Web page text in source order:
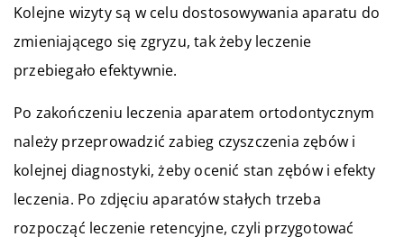
Kolejne wizyty są w celu dostosowywania aparatu do
zmieniającego się zgryzu, tak żeby leczenie
przebiegało efektywnie.
Po zakończeniu leczenia aparatem ortodontycznym
należy przeprowadzić zabieg czyszczenia zębów i
kolejnej diagnostyki, żeby ocenić stan zębów i efekty
leczenia. Po zdjęciu aparatów stałych trzeba
rozpocząć leczenie retencyjne, czyli przygotować